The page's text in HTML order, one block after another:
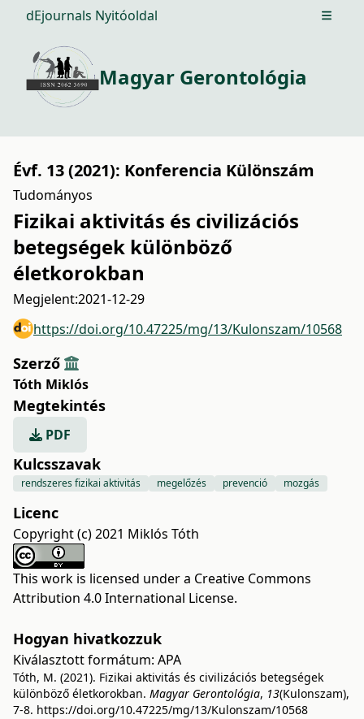
dEjournals Nyitóoldal Open
Magyar Gerontológia
Évf. 13 (2021): Konferencia Különszám
Tudományos
Fizikai aktivitás és civilizációs
betegségek különböző
életkorokban
Megjelent:2021-12-29
https://doi.org/10.47225/mg/13/Kulonszam/10568
Szerző
Tóth Miklós
Megtekintés
PDF
Kulcsszavak
rendszeres fizikai aktivitás megelőzés prevenció mozgás
Licenc
Copyright (c) 2021 Miklós Tóth
This work is licensed under a Creative Commons
Attribution 4.0 International License.
Hogyan hivatkozzuk
Kiválasztott formátum: APA
Tóth, M. (2021). Fizikai aktivitás és civilizációs betegségek
különböző életkorokban. Magyar Gerontológia, 13(Kulonszam),
7-8. https://doi.org/10.47225/mg/13/Kulonszam/10568